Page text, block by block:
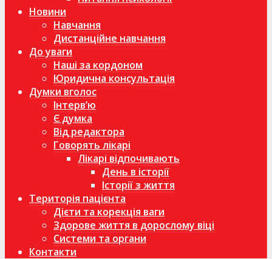
Новини
Навчання
Дистанційне навчання
До уваги
Наші за кордоном
Юридична консультація
Думки вголос
Інтерв’ю
Є думка
Від редактора
Говорять лікарі
Лікарі відпочивають
День в історії
Історії з життя
Територія пацієнта
Дієти та корекція ваги
Здорове життя в дорослому віці
Системи та органи
Контакти